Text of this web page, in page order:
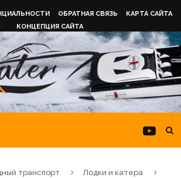
ОБРАТНАЯ СВЯЗЬ
КАРТА САЙТА
КОНЦЕПЦИЯ САЙТА
транспорт
Лодки и катера